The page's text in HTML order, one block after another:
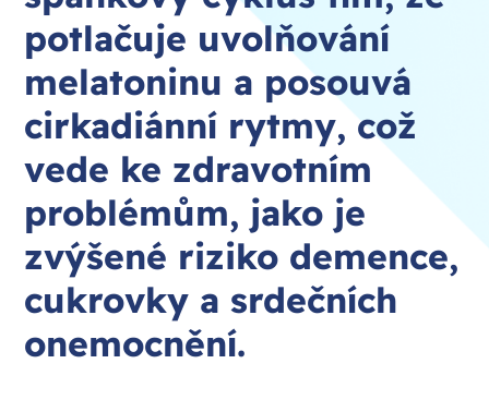
potlačuje uvolňování
melatoninu a posouvá
cirkadiánní rytmy, což
vede ke zdravotním
problémům, jako je
zvýšené riziko demence,
cukrovky a srdečních
onemocnění.